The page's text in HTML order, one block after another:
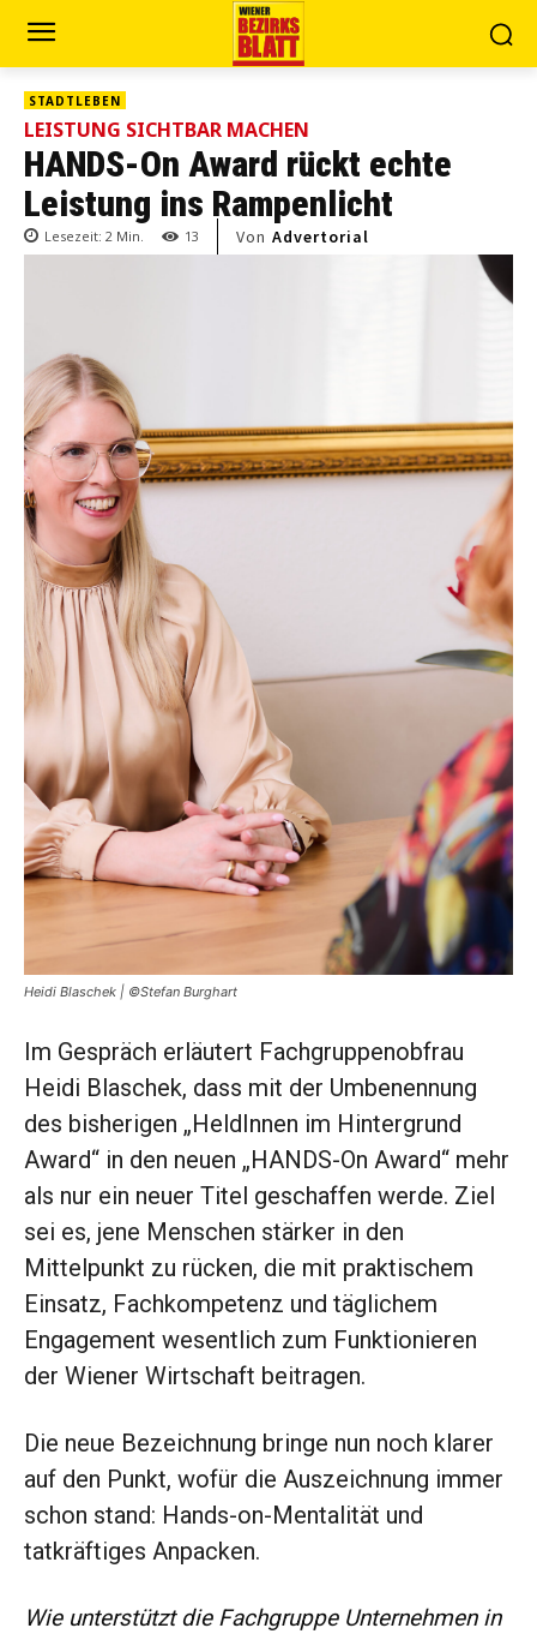
STADTLEBEN
LEISTUNG SICHTBAR MACHEN
HANDS-On Award rückt echte
Leistung ins Rampenlicht
Lesezeit: 2 Min. 13 Von Advertorial
Heidi Blaschek | ©Stefan Burghart
Im Gespräch erläutert Fachgruppenobfrau
Heidi Blaschek, dass mit der Umbenennung
des bisherigen „HeldInnen im Hintergrund
Award“ in den neuen „HANDS-On Award“ mehr
als nur ein neuer Titel geschaffen werde. Ziel
sei es, jene Menschen stärker in den
Mittelpunkt zu rücken, die mit praktischem
Einsatz, Fachkompetenz und täglichem
Engagement wesentlich zum Funktionieren
der Wiener Wirtschaft beitragen.
Die neue Bezeichnung bringe nun noch klarer
auf den Punkt, wofür die Auszeichnung immer
schon stand: Hands-on-Mentalität und
tatkräftiges Anpacken.
Wie unterstützt die Fachgruppe Unternehmen in